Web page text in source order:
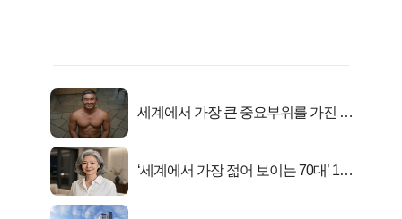
세계에서 가장 큰 중요부위를 가진 남
‘세계에서 가장 젊어 보이는 70대’ 1위